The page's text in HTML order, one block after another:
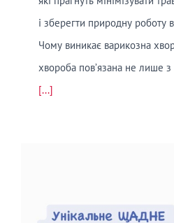
і зберегти природну роботу
Чому виникає варикозна
хвороба пов’язана не лише
[...]